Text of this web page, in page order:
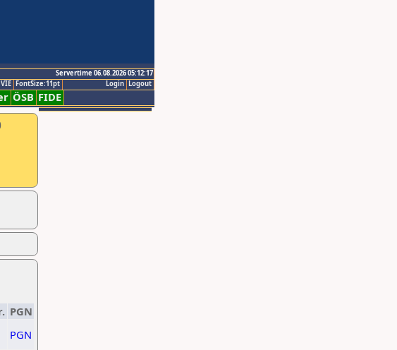
Servertime 06.08.2026 05:12:17
Logout
Login
VIE FontSize:11pt
ÖSB FIDE
PGN
PGN